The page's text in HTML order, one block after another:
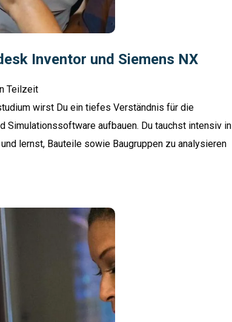
Inventor und Siemens NX
Teilzeit
wirst Du ein tiefes Verständnis für die
Simulationssoftware aufbauen. Du tauchst intensiv in
lernst, Bauteile sowie Baugruppen zu analysieren